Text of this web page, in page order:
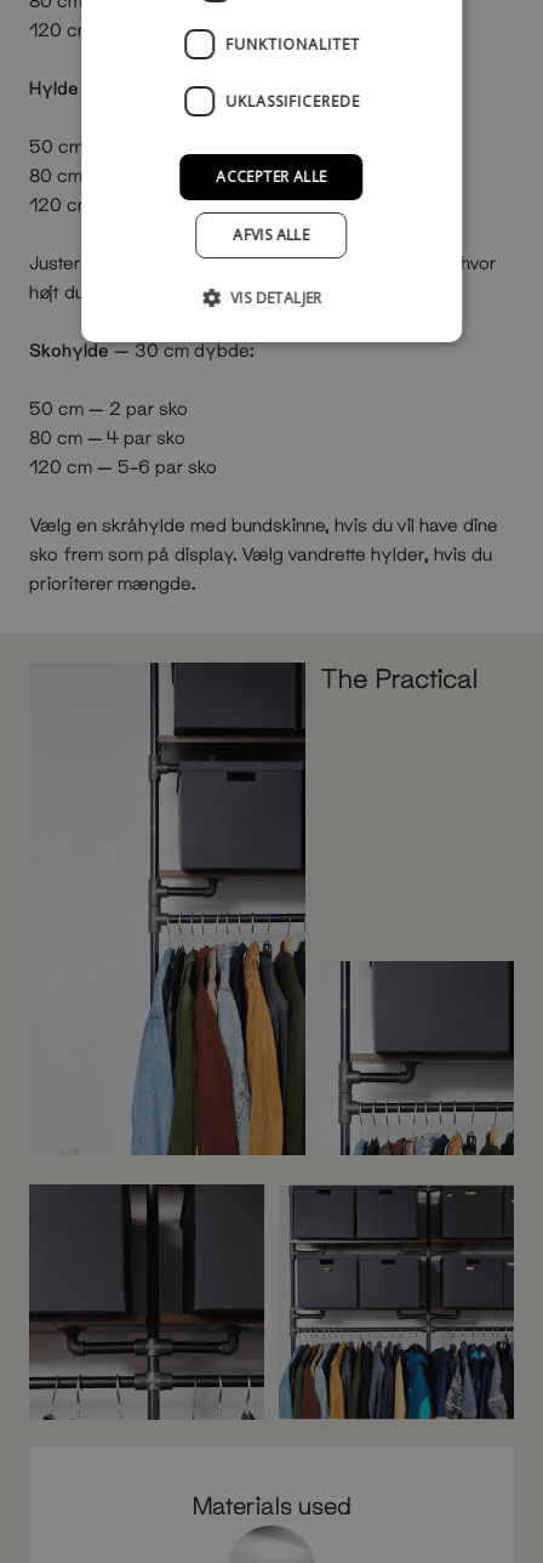
120 cm — anbefalet 96 bøjler (max 120)
Hylde til foldet tøj — 30 cm dybde:
50 cm — 1 række tøj
80 cm — 2 rækker tøj
120 cm — 3–4 rækker tøj
Juster afstanden i højden mellem hylderne alt efter, hvor
højt du ønsker at stable dit tøj.
Skohylde— 30 cm dybde:
50 cm — 2 par sko
80 cm — 4 par sko
120 cm — 5–6 par sko
Vælg en skråhylde med bundskinne, hvis du vil have dine
sko frem som på display. Vælg vandrette hylder, hvis du
prioriterer mængde.
The Practical
After
Materials used
FUNKTIONALITET
UKLASSIFICEREDE
ACCEPTER ALLE
AFVIS ALLE
VIS DETALJER